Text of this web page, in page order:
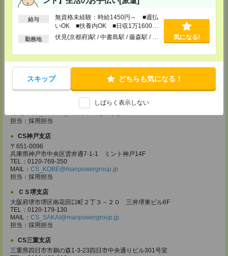
給与
無資格未経験：時給1450円～ ■週払
いOK ■扶養内OK ■日収1万1600円
以上
勤務地 伏見(京都府)駅 / 中書島駅 / 藤森駅 / … 気になる!
スキップ どちらも気になる！
しばらく表示しない
MAIL：CS_OSAKA@manpowergroup.jp
担当：採用担当
CS難波支店
〒542-0076
大阪市中央区難波 2-2-3 御堂筋グランドビル 3F
CS京都支店
〒600-8008
京都府京都市下京区四条通烏丸東入ル長刀鉾町 8 京都三井ビル 6F
MAIL：CS_KYOTO@manpowergroup.jp
担当：採用担当
CS神戸支店
〒651-0096
兵庫県神戸市中央区雲井通7-1-1 ミント神戸14F
TEL：0120-769-350
MAIL： CS_KOBE@manpowergroup.jp
担当：採用担当
ＣＳ堺支店
大阪府堺市堺区南花田口町２丁３－２０ 三井堺東ビル6F
TEL：0120-179-130
MAIL： CS_SAKAI@manpowergroup.jp
担当：採用担当
CS三重支店
三重県四日市市鵜の森1-3-23四日市中央通りビル301号室